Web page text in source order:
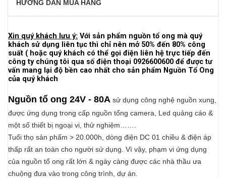
HƯỚNG DẪN MUA HÀNG
Xin quý khách lưu ý: Với sản phẩm nguồn tổ ong mà quý
khách sử dụng liên tục thì chỉ nên mở 50% đến 80% công
suất ( hoặc quý khách có thể gọi điện liên hệ trực tiếp đến
công ty chúng tôi qua số điện thoại 0926600600 để được tư
vấn mang lại độ bền cao nhất cho sản phẩm Nguồn Tổ Ong
của quý khách
Nguồn tổ ong 24V - 80A sử dụng công nghệ nguồn xung,
được ứng dụng trong cấp nguồn tổng camera, Led quảng cáo &
một số thiết bị ngoại vi, thử nghiệm…….
Tuổi thọ sản phẩm > 20.000h, dòng điện DC 01 chiều & điện áp
thấp rất an toàn cho người sử dụng. Vì vậy, phạm vi ứng dụng
của nguồn tổ ong rất lớn & ngày càng được các nhà thầu ưa
chuộng đưa vào trong công trình, dự án.